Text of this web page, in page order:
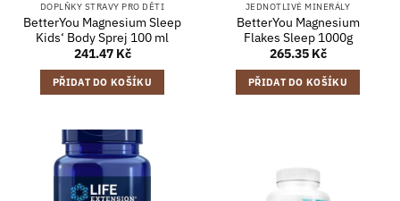
DOPLŇKY STRAVY PRO DĚTI
BetterYou Magnesium Sleep
Kids‘ Body Sprej 100 ml
241.47 Kč
PŘIDAT DO KOŠÍKU
JEDNOTLIVÉ MINERÁLY
BetterYou Magnesium
Flakes Sleep 1000g
265.35 Kč
PŘIDAT DO KOŠÍKU